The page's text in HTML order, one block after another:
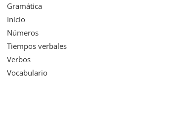
Gramática
Inicio
Números
Tiempos verbales
Verbos
Vocabulario